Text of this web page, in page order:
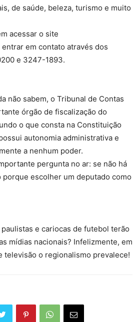
de saúde, beleza, turismo e muito
acessar o site
em contato através dos
e 3247-1893.
não sabem, o Tribunal de Contas
órgão de fiscalização do
o que consta na Constituição
autonomia administrativa e
a nenhum poder.
pergunta no ar: se não há
escolher um deputado como
e cariocas de futebol terão
mídias nacionais? Infelizmente, em
televisão o regionalismo prevalece!